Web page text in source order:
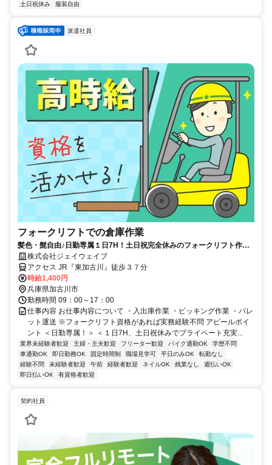
土日祝休み
服装自由
派遣社員
フォークリフトでの倉庫作業
髪色・髭自由♪日勤専属１日7H！土日祝完全休みのフォークリフト作
業！株式会社ジェイウェイブ
アクセス JR『東加古川』徒歩３７分
時給1,400円
兵庫県加古川市
勤務時間 09：00～17：00
仕事内容 お仕事内容について ・入出庫作業 ・ピッキング作業 ・パレ
ット運送 ※フォークリフト資格があれば実務経験不問 アピールポイ
ント ＜日勤専属！＞ ＜１日7H、土日祝休みでプライベート充実...
業界未経験者歓迎 主婦・主夫歓迎 フリーター歓迎 バイク通勤OK
学歴不問
車通勤OK
即日勤務OK 固定時間制 職場見学可 平日のみOK
転勤なし
経験不問
未経験者歓迎 午前 経験者歓迎 ネイルOK 残業なし
週払いOK
即日払いOK
有資格者歓迎
契約社員